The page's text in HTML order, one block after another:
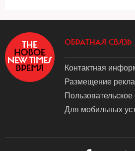
ОБРАТНАЯ СВЯЗЬ
Контактная
Размещение
Для мобильных